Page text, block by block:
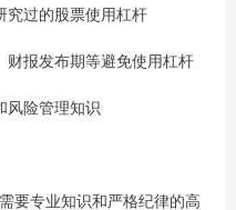
究过的股票使用杠杆
财报发布期等避免使用杠杆
风险管理知识
要专业知识和严格纪律的高